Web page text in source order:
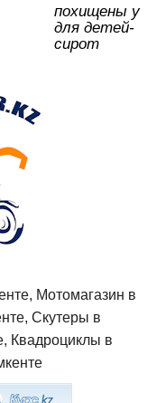
похищены у
для детей-
сирот
Мотомагазин в
Скутеры в
Квадроциклы в